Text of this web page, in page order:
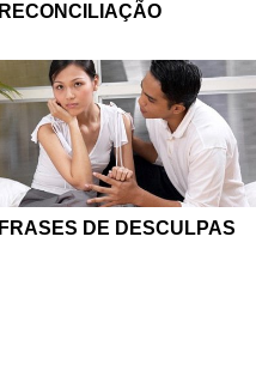
RECONCILIAÇÃO
FRASES DE DESCULPAS